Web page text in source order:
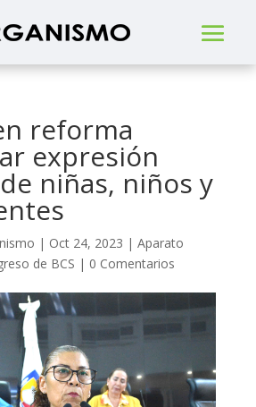
reforma
expresión
niñas, niños y
| Oct 24, 2023 | Aparato
de BCS | 0 Comentarios